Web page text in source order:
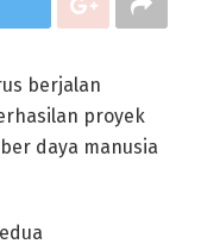
berjalan
proyek
daya manusia